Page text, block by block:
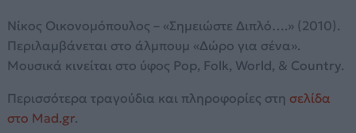
Νίκος Οικονομόπουλος – «Σημειώστε Διπλό….» (2010).
Περιλαμβάνεται στο άλμπουμ «Δώρο για σένα».
Μουσικά κινείται στο ύφος Pop, Folk, World, & Country.
Περισσότερα τραγούδια και πληροφορίες στη σελίδα
στο Mad.gr.